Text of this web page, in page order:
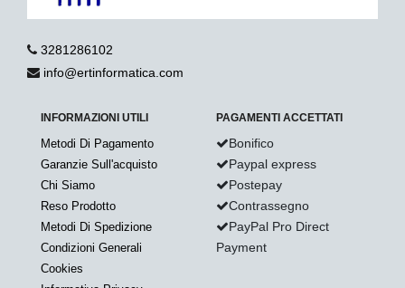
3281286102
info@ertinformatica.com
INFORMAZIONI UTILI
Metodi Di Pagamento
Garanzie Sull'acquisto
Chi Siamo
Reso Prodotto
Metodi Di Spedizione
Condizioni Generali
Cookies
PAGAMENTI ACCETTATI
Bonifico
Paypal express
Postepay
Contrassegno
PayPal Pro Direct
Payment